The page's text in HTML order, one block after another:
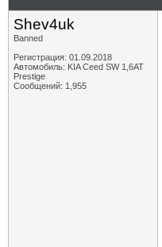
Shev4uk
Banned
Регистрация: 01.09.2018
Автомобиль: KIA Ceed SW 1,6AT
Prestige
Сообщений: 1,955